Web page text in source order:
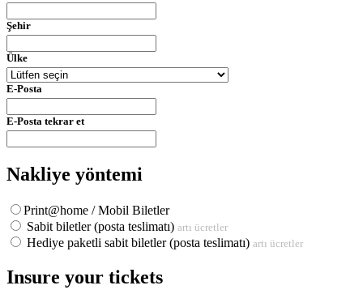
Şehir
Ülke
E-Posta
E-Posta tekrar et
Nakliye yöntemi
Print@home / Mobil Biletler
Sabit biletler (posta teslimatı) artı ücretler
Hediye paketli sabit biletler (posta teslimatı) artı ücretler
Insure your tickets